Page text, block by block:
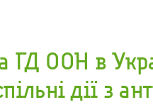
ГД ООН в
дії з